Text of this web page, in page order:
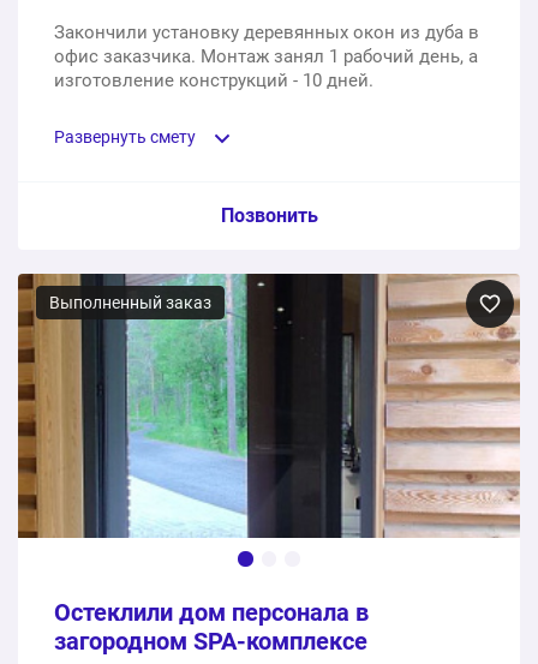
Закончили установку деревянных окон из дуба в
офис заказчика. Монтаж занял 1 рабочий день, а
изготовление конструкций - 10 дней.
Развернуть смету
Пункт сметы / Ед. изм. / Цена
Деревянные окна из дуба
3 шт. 142000 ₽
1 шт.
Общая стоимость: 142000 ₽
Позвонить
Выполненный заказ
Остеклили дом персонала в
загородном SPA-комплексе